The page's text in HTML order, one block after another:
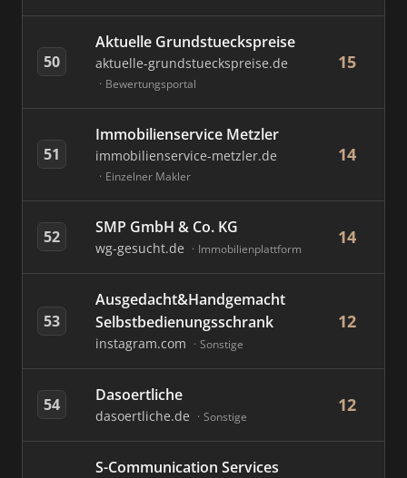
50
Aktuelle Grundstueckspreise
aktuelle-grundstueckspreise.de
Bewertungsportal
15
51
Immobilienservice Metzler
immobilienservice-metzler.de
Einzelner Makler
14
52 SMP GmbH & Co. KG
wg-gesucht.de Immobilienplattform
14
53
Ausgedacht&Handgemacht
Selbstbedienungsschrank
instagram.com Sonstige
12
54 Dasoertliche
dasoertliche.de Sonstige
12
S-Communication Services